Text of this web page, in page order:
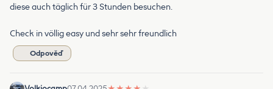
diese auch täglich für 3 Stunden besuchen.
Check in völlig easy und sehr sehr freundlich
Odpověď